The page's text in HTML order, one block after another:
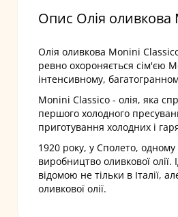
Опис Олія оливкова
Олія оливкова Monini
ревно охороняється сім'єю
інтенсивному,
Monini Classico - олія, яка
першого холодного
приготування холодних і
1920 року, у Сполето, одному
виробництво оливкової
відомою не тільки в Італії,
оливкової олії.